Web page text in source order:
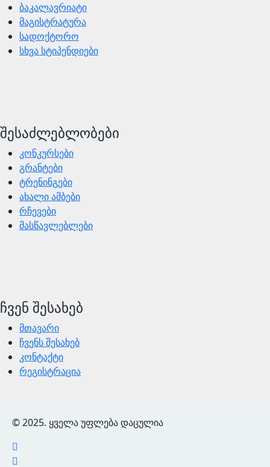
ბაკალავრიატი
მაგისტრატურა
სადოქტორო
სხვა სტიპენდიები
შესაძლებლობები
კონკურსები
გრანტები
ტრენინგები
ახალი ამბები
რჩევები
მასწავლებლები
ჩვენ შესახებ
მთავარი
ჩვენს შესახებ
კონტაქტი
რეგისტრაცია
© 2025. ყველა უფლება დაცულია